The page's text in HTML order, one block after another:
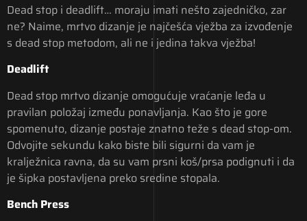
Dead stop i deadlift… moraju imati nešto zajedničko, zar
ne? Naime, mrtvo dizanje je najčešća vježba za izvođenje
s dead stop metodom, ali ne i jedina takva vježba!
Deadlift
Dead stop mrtvo dizanje omogućuje vraćanje leđa u
pravilan položaj između ponavljanja. Kao što je gore
spomenuto, dizanje postaje znatno teže s dead stop-om.
Odvojite sekundu kako biste bili sigurni da vam je
kralježnica ravna, da su vam prsni koš/prsa podignuti i da
je šipka postavljena preko sredine stopala.
Bench Press